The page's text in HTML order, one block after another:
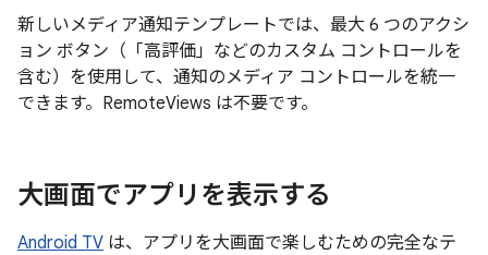
新しいメディア通知テンプレートでは、最大 6 つのアクシ
ョン ボタン（「高評価」などのカスタム コントロールを
含む）を使用して、通知のメディア コントロールを統一
できます。RemoteViews は不要です。
大画面でアプリを表示する
Android TV は、アプリを大画面で楽しむための完全なテ